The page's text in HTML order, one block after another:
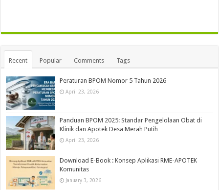
Recent Popular Comments Tags
Peraturan BPOM Nomor 5 Tahun 2026
April 23, 2026
Panduan BPOM 2025: Standar Pengelolaan Obat di
Klinik dan Apotek Desa Merah Putih
April 23, 2026
Download E-Book : Konsep Aplikasi RME-APOTEK
Komunitas
January 3, 2026